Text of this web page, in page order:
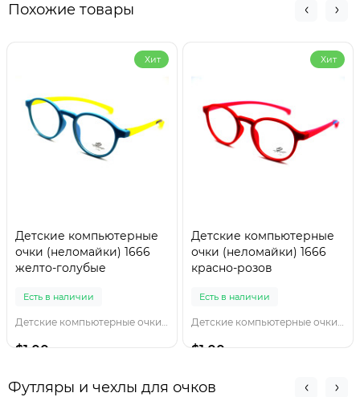
Похожие товары
Хит
Детские компьютерные
очки (неломайки) 1666
желто-голубые
Есть в наличии
Детские компьютерные очки 1666 желто-голубы
$1.00
Хит
Детские компьютерные
очки (неломайки) 1666
красно-розов
Есть в наличии
Детские компьютерные очки 1666 красно-розов
$1.00
Футляры и чехлы для очков